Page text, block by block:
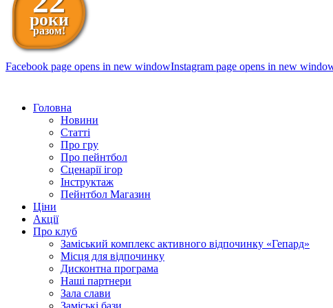
роки
разом!
Facebook page opens in new windowInstagram page opens in new
Головна
Новини
Статті
Про гру
Про пейнтбол
Сценарії ігор
Інструктаж
Пейнтбол Магазин
Ціни
Акції
Про клуб
Заміський комплекс активного відпочинку «Гепард»
Місця для відпочинку
Дисконтна програма
Наші партнери
Зала слави
Заміські бази